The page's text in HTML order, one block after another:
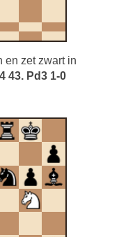
en zet zwart in
43. Pd3 1-0